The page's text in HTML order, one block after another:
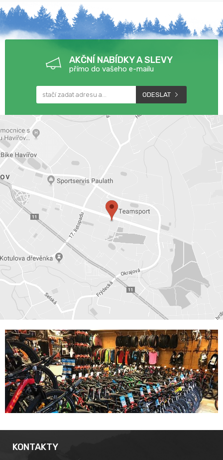
AKČNÍ NABÍDKY A SLEVY
přímo do vašeho e-mailu
ODESLAT
KONTAKTY